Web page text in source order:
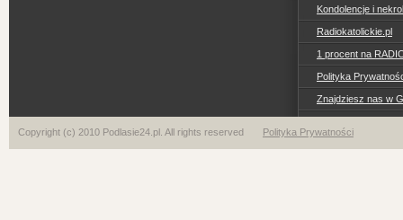
Kondolencje i
Radiokatolickie.pl
1 procent na
Polityka
Znajdziesz nas w
Copyright (c) 2010 Podlasie24.pl. All rights reserved Polityka Prywatności